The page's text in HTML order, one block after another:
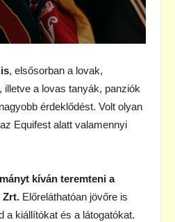
, elsősorban a lovak,
illetve a lovas tanyák, panziók
érdeklődést. Volt olyan
Equifest alatt valamennyi
kíván teremteni a
Zrt. Előreláthatóan jövőre is
a kiállítókat és a látogatókat.